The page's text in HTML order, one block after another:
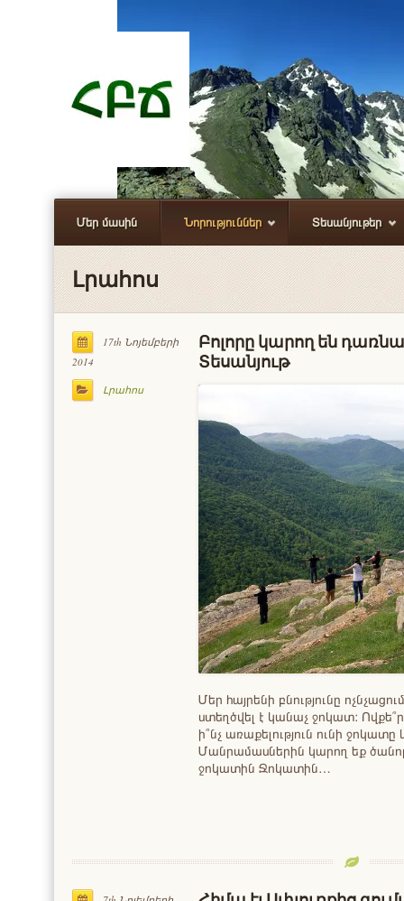
Մեր մասին Նորություններ Տեսանյութեր
Լրահոս
17th Նոյեմբերի
2014
Լրահոս
Բոլորը կարող են
Տեսանյութ
Մեր հայրենի բնությունը
ստեղծվել է կանաչ ջոկատ:
ի՞նչ առաքելություն ունի
Մանրամասներին կարող եք
ջոկատին Ջոկատին…